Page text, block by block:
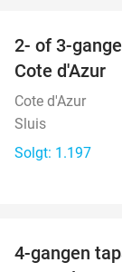
2- of 3-
Cote d'Azur
Cote d'Azur
Sluis
Solgt: 1.197
4-gangen